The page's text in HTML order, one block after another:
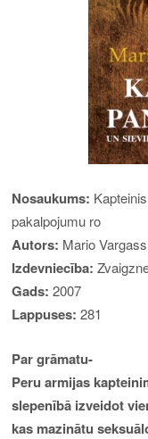
Nosaukums:
pakalpojumu ro
Autors: Mario
Izdevniecība:
Gads: 2007
Lappuses: 281
Par grāmatu-
Peru armijas
slepenībā izveidot
kas mazinātu